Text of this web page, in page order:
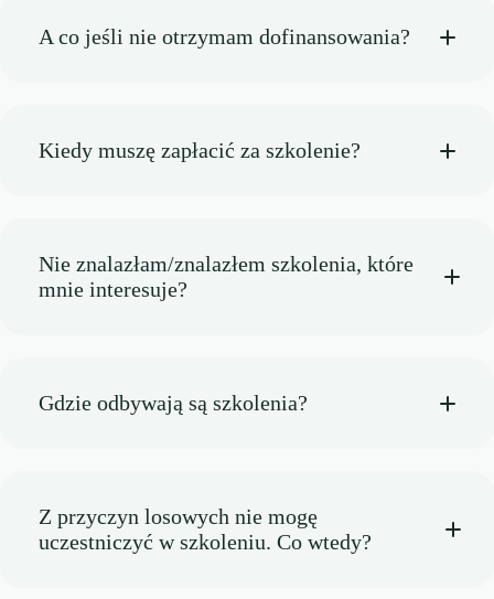
A co jeśli nie otrzymam dofinansowania?
Kiedy muszę zapłacić za szkolenie?
Nie znalazłam/znalazłem szkolenia, które
mnie interesuje?
Gdzie odbywają są szkolenia?
Z przyczyn losowych nie mogę
uczestniczyć w szkoleniu. Co wtedy?